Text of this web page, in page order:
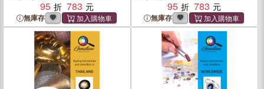
Jewellery in India
95 783
無庫存
Jewellery in Australia
95 783
無庫存